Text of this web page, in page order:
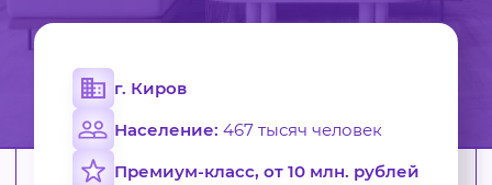
г. Киров
Население: 467 тысяч человек
Премиум-класс, от 10 млн. рублей